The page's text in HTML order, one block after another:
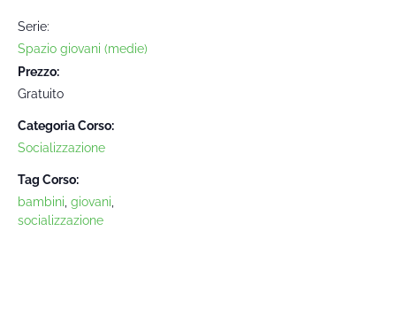
Serie:
Spazio giovani (medie)
Prezzo:
Gratuito
Categoria Corso:
Socializzazione
Tag Corso:
bambini giovani
socializzazione